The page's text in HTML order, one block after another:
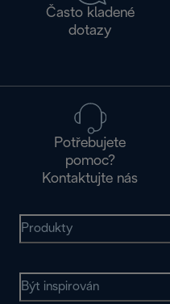
Často kladené
dotazy
Potřebujete
pomoc?
Kontaktujte nás
Produkty
Být inspirován